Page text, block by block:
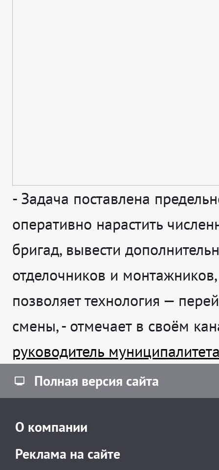
- Задача поставлена
оперативно нарастить
бригад, вывести
отделочников и
позволяет технология —
смены, - отмечает в своём
руководитель
Полная версия сайта
О компании
Реклама на сайте